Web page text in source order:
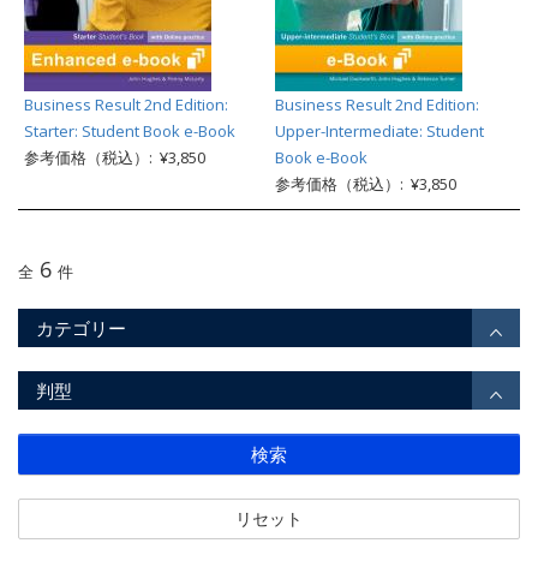
Business Result 2nd Edition:
Starter: Student Book e-Book
参考価格（税込）: ¥3,850
Business Result 2nd Edition:
Upper-Intermediate: Student
Book e-Book
参考価格（税込）: ¥3,850
全 6 件
カテゴリー
判型
検索
リセット